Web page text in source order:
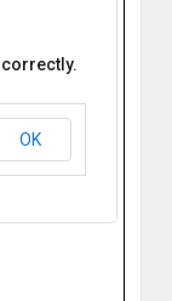
OK